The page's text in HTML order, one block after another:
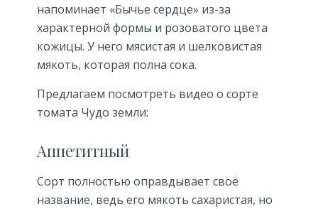
напоминает «Бычье сердце» из-за
характерной формы и розоватого цвета
кожицы. У него мясистая и шелковистая
мякоть, которая полна сока.
Предлагаем посмотреть видео о сорте
томата Чудо земли:
Аппетитный
Сорт полностью оправдывает своё
название, ведь его мякоть сахаристая, но